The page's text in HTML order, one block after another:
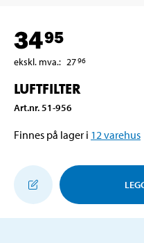
3495
ekskl. mva.: 2796
LUFTFILTER
Art.nr. 51-956
Finnes på lager i 12 varehus